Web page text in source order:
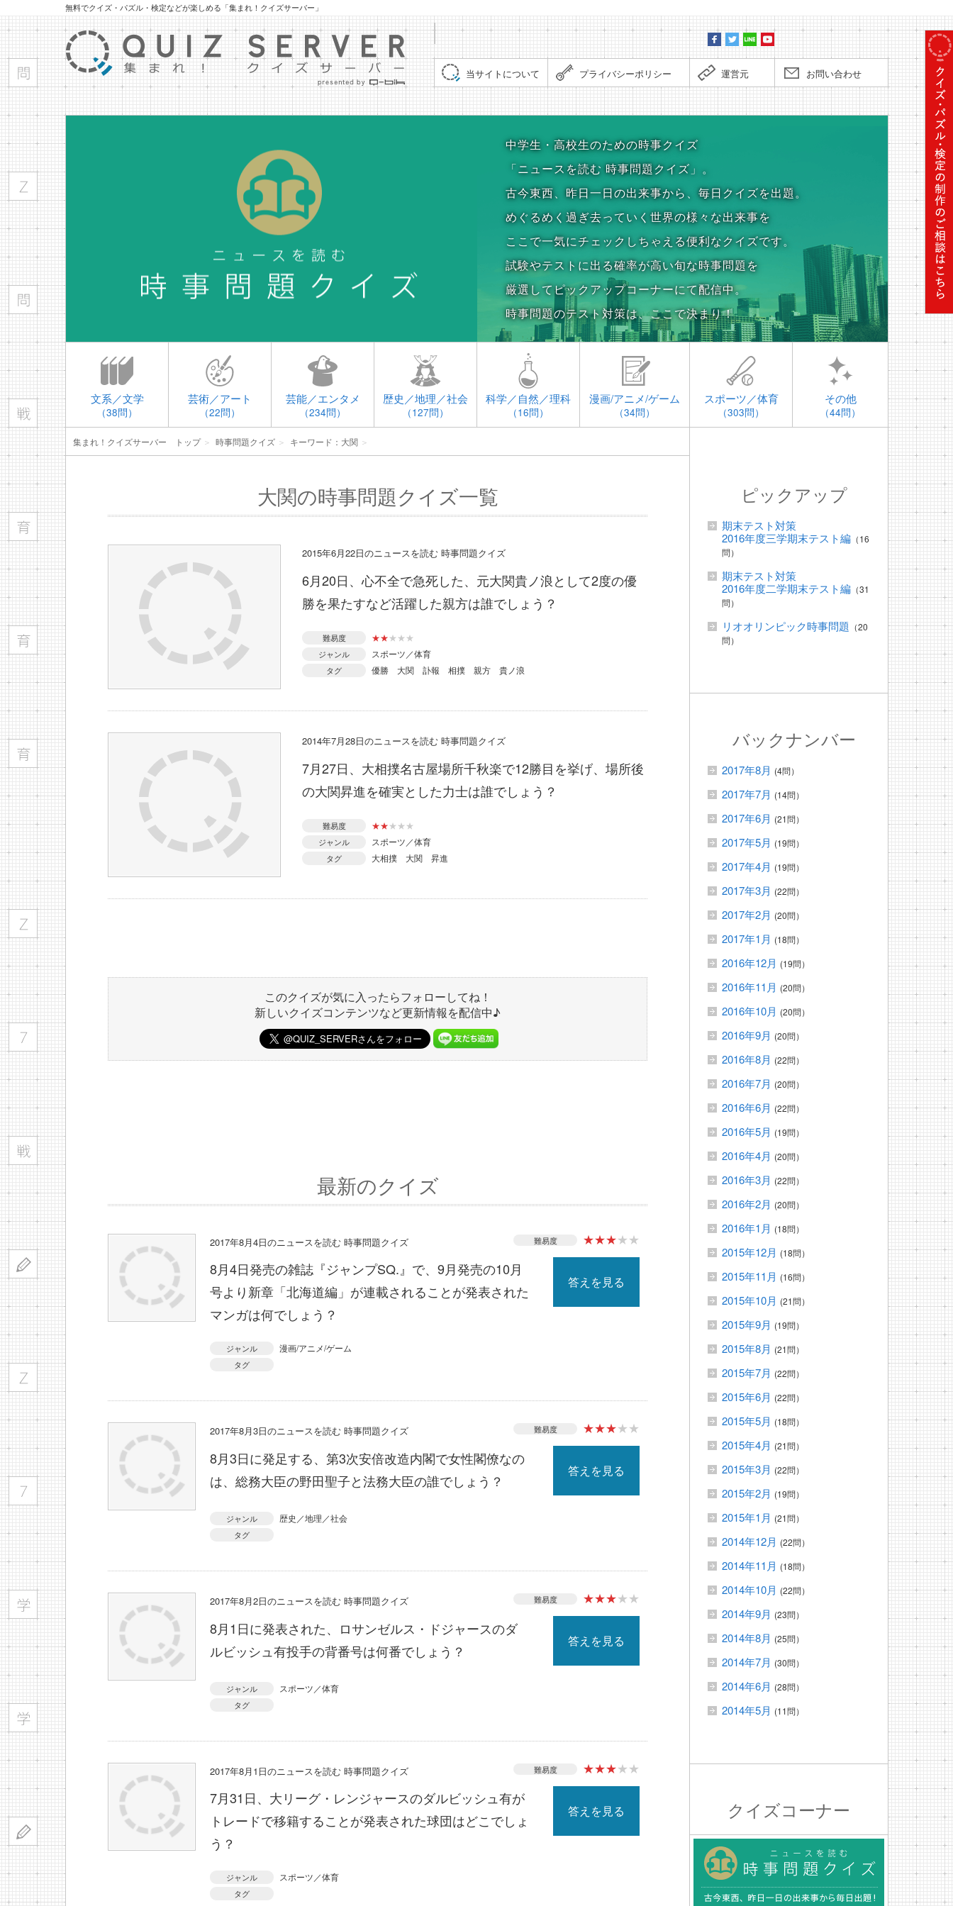
無料でクイズ・パズル・検定などが楽しめる「集まれ！クイズサーバー」
当サイトについて プライバシーポリシー 運営元 お問い合わせ
中学生・高校生のための時事クイズ
「ニュースを読む 時事問題クイズ」。
古今東西、昨日一日の出来事から、毎日クイズを出題。
めぐるめく過ぎ去っていく世界の様々な出来事を
ここで一気にチェックしちゃえる便利なクイズです。
試験やテストに出る確率が高い旬な時事問題を
厳選してピックアップコーナーにて配信中。
時事問題のテスト対策は、ここで決まり！
文系／文学
（38問）
芸術／アート
（22問）
芸能／エンタメ
（234問）
歴史／地理／社会
（127問）
科学／自然／理科
（16問）
漫画/アニメ/ゲーム
（34問）
スポーツ／体育
（303問）
その他
（44問）
集まれ！クイズサーバー トップ＞ 時事問題クイズ ＞ キーワード：大関 ＞
大関の時事問題クイズ一覧
2015年6月22日のニュースを読む 時事問題クイズ
6月20日、心不全で急死した、元大関貴ノ浪として2度の優
勝を果たすなど活躍した親方は誰でしょう？
難易度 ★★★ ★ ★
ジャンル スポーツ／体育
タグ 優勝 大関 訃報 相撲 親方 貴ノ浪
2014年7月28日のニュースを読む 時事問題クイズ
7月27日、大相撲名古屋場所千秋楽で12勝目を挙げ、場所後
の大関昇進を確実とした力士は誰でしょう？
難易度 ★★★ ★ ★
ジャンル スポーツ／体育
タグ 大相撲 大関 昇進
このクイズが気に入ったらフォローしてね！
新しいクイズコンテンツなど更新情報を配信中♪
最新のクイズ
2017年8月4日のニュースを読む 時事問題クイズ 難易度 ★★★★★
8月4日発売の雑誌『ジャンプSQ.』で、9月発売の10月
号より新章「北海道編」が連載されることが発表された
マンガは何でしょう？
答えを見る
ジャンル 漫画/アニメ/ゲーム
タグ
2017年8月3日のニュースを読む 時事問題クイズ 難易度 ★★★★★
8月3日に発足する、第3次安倍改造内閣で女性閣僚なの
は、総務大臣の野田聖子と法務大臣の誰でしょう？
答えを見る
ジャンル 歴史／地理／社会
タグ
2017年8月2日のニュースを読む 時事問題クイズ 難易度 ★★★★★
8月1日に発表された、ロサンゼルス・ドジャースのダ
ルビッシュ有投手の背番号は何番でしょう？
答えを見る
ジャンル スポーツ／体育
タグ
2017年8月1日のニュースを読む 時事問題クイズ 難易度 ★★★★★
7月31日、大リーグ・レンジャースのダルビッシュ有が
トレードで移籍することが発表された球団はどこでしょ
う？
答えを見る
ジャンル スポーツ／体育
タグ
ピックアップ
期末テスト対策
2016年度三学期末テスト編 （16
問）
期末テスト対策
2016年度二学期末テスト編 （31
問）
リオオリンピック時事問題 （20
問）
バックナンバー
2017年8月 (4問）
2017年7月 (14問）
2017年6月 (21問）
2017年5月 (19問）
2017年4月 (19問）
2017年3月 (22問）
2017年2月 (20問）
2017年1月 (18問）
2016年12月 (19問）
2016年11月 (20問）
2016年10月 (20問）
2016年9月 (20問）
2016年8月 (22問）
2016年7月 (20問）
2016年6月 (22問）
2016年5月 (19問）
2016年4月 (20問）
2016年3月 (22問）
2016年2月 (20問）
2016年1月 (18問）
2015年12月 (18問）
2015年11月 (16問）
2015年10月 (21問）
2015年9月 (19問）
2015年8月 (21問）
2015年7月 (22問）
2015年6月 (22問）
2015年5月 (18問）
2015年4月 (21問）
2015年3月 (22問）
2015年2月 (19問）
2015年1月 (21問）
2014年12月 (22問）
2014年11月 (18問）
2014年10月 (22問）
2014年9月 (23問）
2014年8月 (25問）
2014年7月 (30問）
2014年6月 (28問）
2014年5月 (11問）
クイズコーナー